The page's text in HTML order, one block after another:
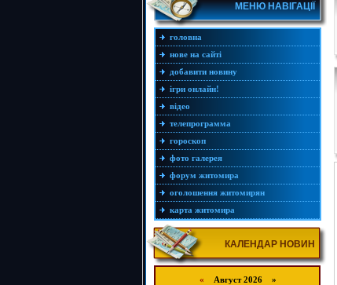
МЕНЮ НАВІГАЦІЇ
головна
нове на сайті
добавити новину
ігри онлайн!
відео
телепрограмма
гороскоп
фото галерея
форум житомира
оголошення житомирян
карта житомира
КАЛЕНДАР НОВИН
« Август 2026 »